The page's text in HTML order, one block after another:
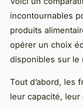
incontournables
produits
opérer un choix
disponibles sur le
Tout d’abord, les
leur capacité, leur